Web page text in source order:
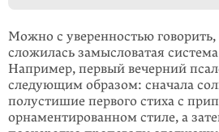
Можно с уверенностью
сложилась замысловатая
Например, первый вечерний
следующим образом: сначала
полустишие первого стиха с
орнаментированном стиле, а